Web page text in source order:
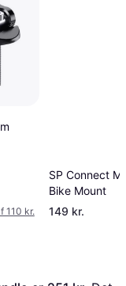
110 kr.
SP Connect
Bike Mount
149 kr.